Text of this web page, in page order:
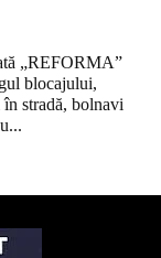
„REFORMA”
blocajului,
stradă, bolnavi